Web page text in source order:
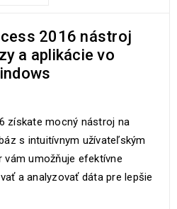
2016 nástroj
a aplikácie vo
získate mocný nástroj na
s intuitívnym užívateľským
umožňuje efektívne
a analyzovať dáta pre lepšie